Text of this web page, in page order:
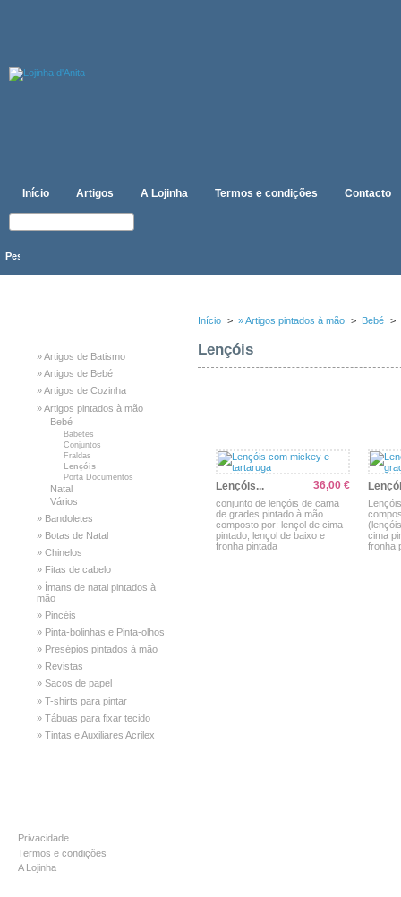
Início Artigos A Lojinha Termos e condições Contacto
» Artigos de Batismo
» Artigos de Bebé
» Artigos de Cozinha
» Artigos pintados à mão
Bebé
Babetes
Conjuntos
Fraldas
Lençóis
Porta Documentos
Natal
Vários
» Bandoletes
» Botas de Natal
» Chinelos
» Fitas de cabelo
» Ímans de natal pintados à
mão
» Pincéis
» Pinta-bolinhas e Pinta-olhos
» Presépios pintados à mão
» Revistas
» Sacos de papel
» T-shirts para pintar
» Tábuas para fixar tecido
» Tintas e Auxiliares Acrilex
Privacidade
Termos e condições
A Lojinha
Início > » Artigos pintados à mão > Bebé >
Lençóis
Lençóis... 36,00 €
conjunto de lençóis de cama
de grades pintado à mão
composto por: lençol de cima
pintado, lençol de baixo e
fronha pintada
cima
fronha